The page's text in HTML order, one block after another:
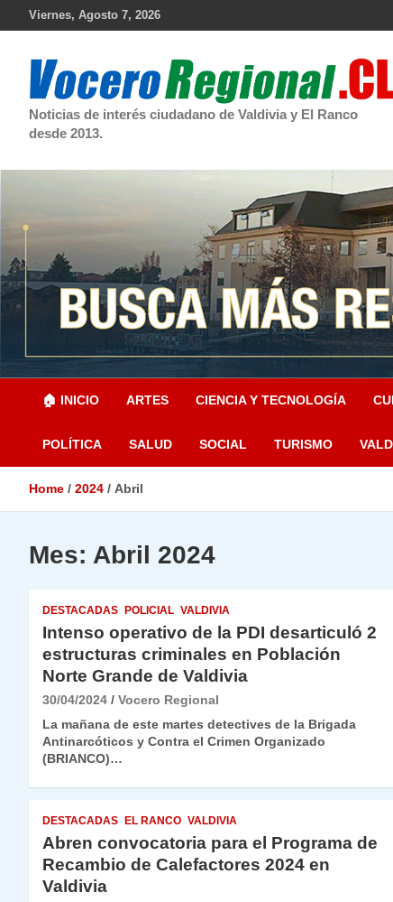
Viernes, Agosto 7, 2026
Noticias de interés ciudadano de Valdivia y El Ranco
desde 2013.
🏠 INICIO ARTES CIENCIA Y TECNOLOGÍA
POLÍTICA SALUD SOCIAL TURISMO
Home 2024 Abril
Mes: Abril 2024
DESTACADAS POLICIAL VALDIVIA
Intenso operativo de la PDI desarticuló 2
estructuras criminales en Población
Norte Grande de Valdivia
30/04/2024
Vocero Regional
La mañana de este martes detectives de la Brigada
Antinarcóticos y Contra el Crimen Organizado
(BRIANCO)…
DESTACADAS EL RANCO VALDIVIA
Abren convocatoria para el Programa de
Recambio de Calefactores 2024 en
Valdivia